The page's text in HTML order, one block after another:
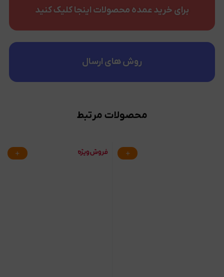
برای خرید عمده محصولات اینجا کلیک کنید
روش های ارسال
محصولات مرتبط